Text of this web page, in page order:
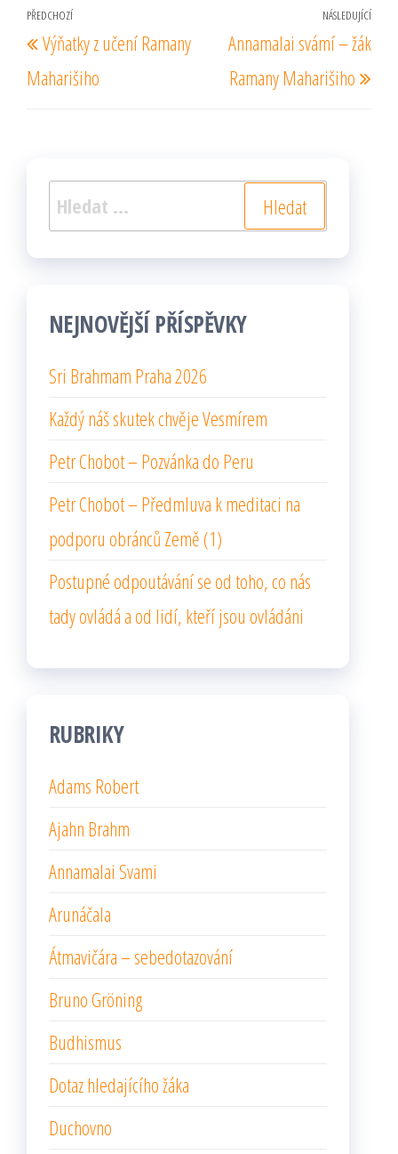
Navigace
pro
příspěvek
Předchozí
příspěvek
PŘEDCHOZÍ
Výňatky z učení Ramany
Maharišiho
NÁSLEDUJÍCÍ
Annamalai svámí – žák
Ramany Maharišiho
Vyhledávání
NEJNOVĚJŠÍ PŘÍSPĚVKY
Sri Brahmam Praha 2026
Každý náš skutek chvěje Vesmírem
Petr Chobot – Pozvánka do Peru
Petr Chobot – Předmluva k meditaci na
podporu obránců Země (1)
Postupné odpoutávání se od toho, co nás
tady ovládá a od lidí, kteří jsou ovládáni
RUBRIKY
Adams Robert
Ajahn Brahm
Annamalai Svami
Arunáčala
Átmavičára – sebedotazování
Bruno Gröning
Budhismus
Dotaz hledajícího žáka
Duchovno